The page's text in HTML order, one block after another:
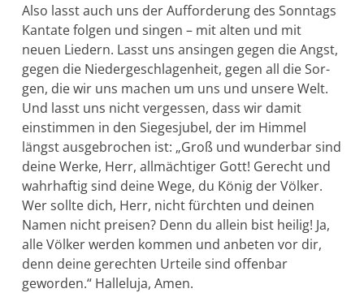
Also lasst auch uns der Aufforderung des Sonntags
Kantate folgen und singen – mit alten und mit
neuen Liedern. Lasst uns ansingen gegen die Angst,
gegen die Niedergeschlagenheit, gegen all die Sor­
gen, die wir uns machen um uns und unsere Welt.
Und lasst uns nicht vergessen, dass wir damit
einstimmen in den Siegesjubel, der im Himmel
längst ausgebrochen ist: „Groß und wunderbar sind
deine Werke, Herr, allmächtiger Gott! Gerecht und
wahrhaftig sind deine Wege, du König der Völker.
Wer sollte dich, Herr, nicht fürch­ten und deinen
Namen nicht preisen? Denn du allein bist heilig! Ja,
alle Völker werden kommen und anbeten vor dir,
denn deine gerech­ten Urteile sind offenbar
geworden.“ Halleluja, Amen.